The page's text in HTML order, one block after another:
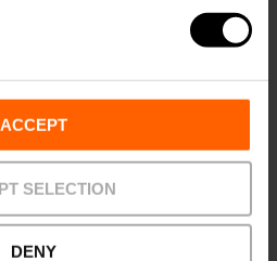
ACCEPT
SELECTION
DENY